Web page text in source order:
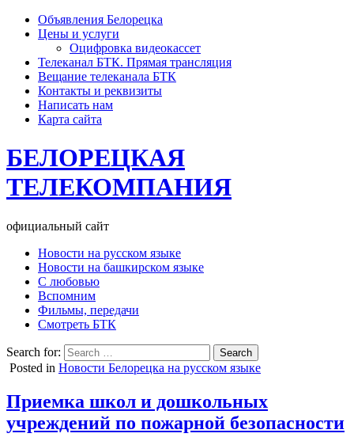
Объявления Белорецка
Цены и услуги
Оцифровка видеокассет
Телеканал БТК. Прямая трансляция
Вещание телеканала БТК
Контакты и реквизиты
Написать нам
Карта сайта
БЕЛОРЕЦКАЯ
ТЕЛЕКОМПАНИЯ
официальный сайт
Новости на русском языке
Новости на башкирском языке
С любовью
Вспомним
Фильмы, передачи
Смотреть БТК
Search for:
Posted in Новости Белорецка на русском языке
Приемка школ и дошкольных
учреждений по пожарной безопасности